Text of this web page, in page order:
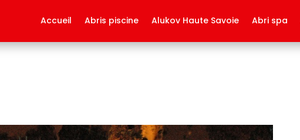
Accueil Abris piscine Alukov Haute Savoie Abri spa